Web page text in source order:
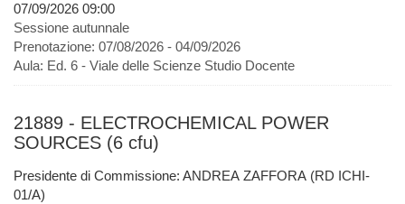
07/09/2026 09:00
Sessione autunnale
Prenotazione: 07/08/2026 - 04/09/2026
Aula: Ed. 6 - Viale delle Scienze Studio Docente
21889 - ELECTROCHEMICAL POWER
SOURCES (6 cfu)
Presidente di Commissione: ANDREA ZAFFORA (RD ICHI-
01/A)